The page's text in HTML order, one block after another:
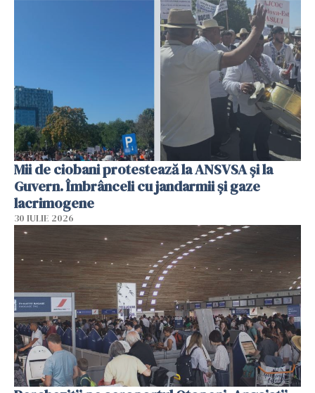
Mii de ciobani protestează la ANSVSA și la
Guvern. Îmbrânceli cu jandarmii și gaze
lacrimogene
30 IULIE 2026